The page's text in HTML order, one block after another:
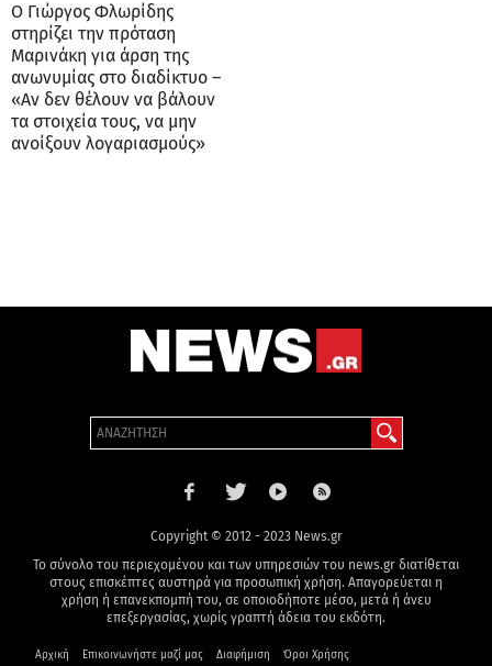
Ο Γιώργος Φλωρίδης
στηρίζει την πρόταση
Μαρινάκη για άρση της
ανωνυμίας στο διαδίκτυο –
«Αν δεν θέλουν να βάλουν
τα στοιχεία τους, να μην
ανοίξουν λογαριασμούς»
Copyright © 2012 - 2023 News.gr
Το σύνολο του περιεχομένου και των υπηρεσιών του news.gr διατίθεται
στους επισκέπτες αυστηρά για προσωπική χρήση. Απαγορεύεται η
χρήση ή επανεκπομπή του, σε οποιοδήποτε μέσο, μετά ή άνευ
επεξεργασίας, χωρίς γραπτή άδεια του εκδότη.
Αρχική Επικοινωνήστε μαζί μας Διαφήμιση Όροι Χρήσης